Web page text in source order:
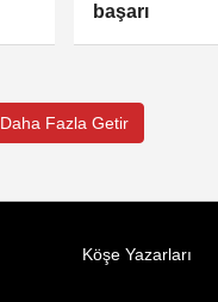
başarı
Daha Fazla Getir
Köşe Yazarları